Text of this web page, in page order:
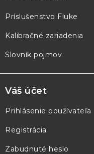
ePríslušenstvo Fluke
Kalibračné zariadenia
Slovník pojmov
Váš účet
Prihlásenie používateľa
Registrácia
Zabudnuté heslo